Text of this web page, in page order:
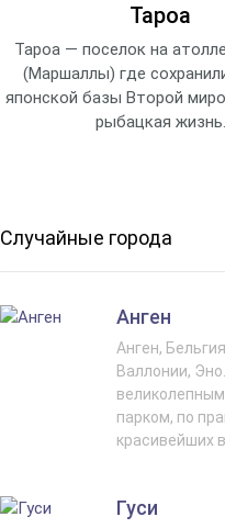
Тароа
Тароа — поселок на
(Маршаллы) где
японской базы Второй
рыбацкая жизнь.
Случайные города
Анген
Анген,
Валлонии,
парком, по
красивейших
Гуси